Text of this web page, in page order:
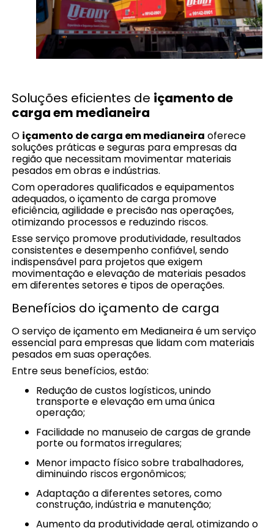
Soluções eficientes de içamento de
carga em medianeira
O içamento de carga em medianeira oferece
soluções práticas e seguras para empresas da
região que necessitam movimentar materiais
pesados em obras e indústrias.
Com operadores qualificados e equipamentos
adequados, o içamento de carga promove
eficiência, agilidade e precisão nas operações,
otimizando processos e reduzindo riscos.
Esse serviço promove produtividade, resultados
consistentes e desempenho confiável, sendo
indispensável para projetos que exigem
movimentação e elevação de materiais pesados
em diferentes setores e tipos de operações.
Benefícios do içamento de carga
O serviço de içamento em Medianeira é um serviço
essencial para empresas que lidam com materiais
pesados em suas operações.
Entre seus benefícios, estão:
Redução de custos logísticos, unindo
transporte e elevação em uma única
operação;
Facilidade no manuseio de cargas de grande
porte ou formatos irregulares;
Menor impacto físico sobre trabalhadores,
diminuindo riscos ergonômicos;
Adaptação a diferentes setores, como
construção, indústria e manutenção;
Aumento da produtividade geral, otimizando o